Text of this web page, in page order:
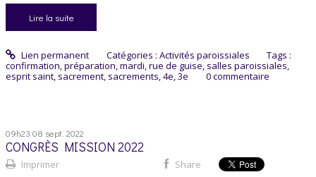
Lire la suite
Lien permanent Catégories : Activités paroissiales
Tags :
confirmation,préparation,mardi,rue de guise, salles paroissiales,
esprit saint, sacrement, sacrements,4e,3e 0commentaire
09h23 08 sept. 2022
CONGRÈS MISSION 2022
Imprimer Share